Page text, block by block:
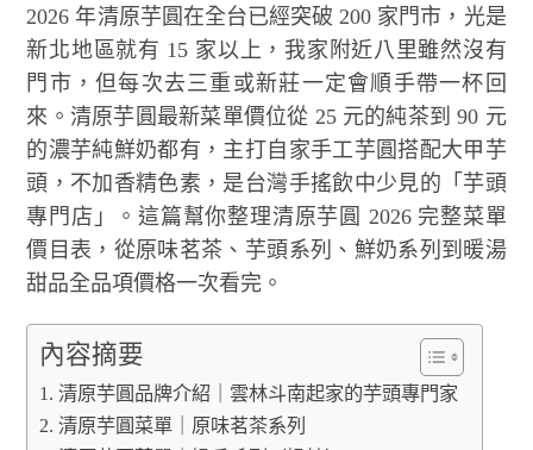
2026 年清原芋圓在全台已經突破 200 家門市，光是
新北地區就有 15 家以上，我家附近八里雖然沒有
門市，但每次去三重或新莊一定會順手帶一杯回
來。清原芋圓最新菜單價位從 25 元的純茶到 90 元
的濃芋純鮮奶都有，主打自家手工芋圓搭配大甲芋
頭，不加香精色素，是台灣手搖飲中少見的「芋頭
專門店」。這篇幫你整理清原芋圓 2026 完整菜單
價目表，從原味茗茶、芋頭系列、鮮奶系列到暖湯
甜品全品項價格一次看完。
內容摘要
清原芋圓品牌介紹｜雲林斗南起家的芋頭專門家
清原芋圓菜單｜原味茗茶系列